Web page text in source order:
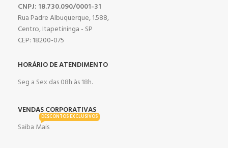
CNPJ: 18.730.090/0001-31
Rua Padre Albuquerque, 1.588,
Centro, Itapetininga - SP
CEP: 18200-075
HORÁRIO DE ATENDIMENTO
Seg a Sex das 08h às 18h.
VENDAS CORPORATIVAS
Saiba Mais
DESCONTOS EXCLUSIVOS